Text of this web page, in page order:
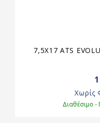
7,5X17 ATS
Χωρίς
Διαθέσιμο